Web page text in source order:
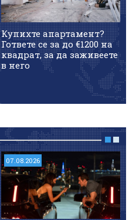
Купихте апартамент?
Гответе се за до €1200 на
квадрат, за да заживеете
в него
07.08.2026